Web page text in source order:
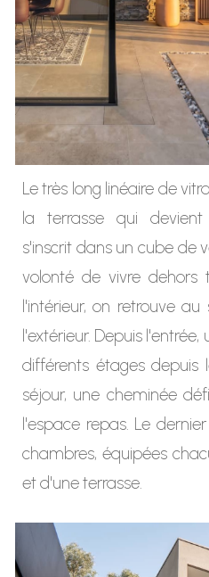
Le très long linéaire de
la terrasse qui devient
s'inscrit dans un cube de
volonté de vivre
l'intérieur, on retrouve
l'extérieur. Depuis
différents étages depuis
séjour, une cheminée
l'espace repas. Le
chambres, équipées
et d'une terrasse.